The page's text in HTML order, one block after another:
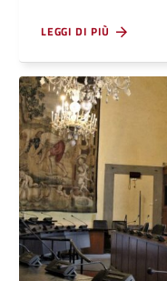
LEGGI DI PIÙ